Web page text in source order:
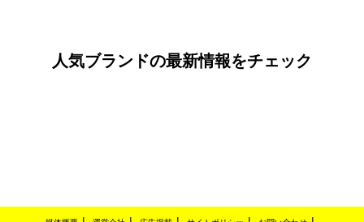
人気ブランドの最新情報をチェック